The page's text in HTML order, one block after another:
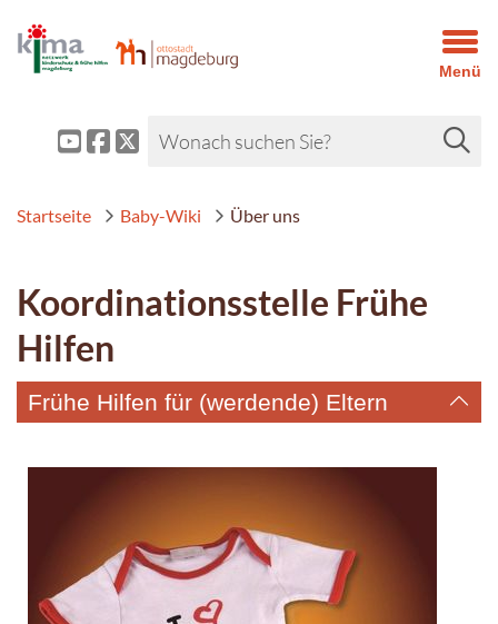
Menü
Startseite Baby-Wiki Über uns
Koordinationsstelle Frühe
Hilfen
Frühe Hilfen für (werdende) Eltern